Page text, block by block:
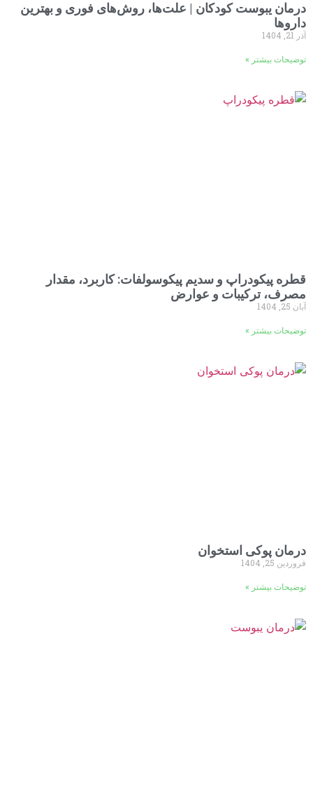
درمان یبوست کودکان | علت‌ها، روش‌های فوری و بهترین
داروها
آذر 21, 1404
توضیحات بیشتر »
قطره پیکودراپ و سدیم پیکوسولفات: کاربرد، مقدار
مصرف، ترکیبات و عوارض
آبان 25, 1404
توضیحات بیشتر »
درمان پوکی استخوان
فروردین 25, 1404
توضیحات بیشتر »